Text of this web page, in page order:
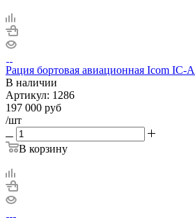
Рация бортовая авиационная Icom IC-
В наличии
Артикул: 1286
197 000 руб
/шт
В корзину